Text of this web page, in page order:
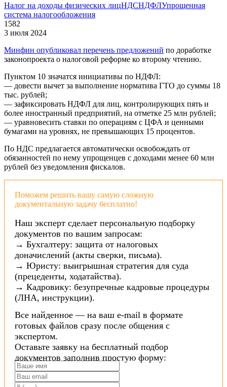
Налог на доходы физических лицНДСНДФЛУпрощенная
система налогообложения
1582
3 июля 2024
Минфин опубликовал перечень предложений по доработке
законопроекта о налоговой реформе ко второму чтению.
Пунктом 10 значатся инициативы по НДФЛ:
— довести вычет за выполнение норматива ГТО до суммы 18
тыс. рублей;
— зафиксировать НДФЛ для лиц, контролирующих пять и
более иностранный предприятий, на отметке 25 млн рублей;
— уравновесить ставки по операциям с ЦФА и ценными
бумагами на уровнях, не превышающих 15 процентов.
По НДС предлагается автоматически освобождать от
обязанностей по нему упрощенцев с доходами менее 60 млн
рублей без уведомления фискалов.
Поможем решить вашу самую сложную
документальную задачу бесплатно!
Наш эксперт сделает персональную подборку
документов по вашим запросам:
→ Бухгалтеру: защита от налоговых
доначислений (акты сверки, письма).
→ Юристу: выигрышная стратегия для суда
(прецеденты, ходатайства).
→ Кадровику: безупречные кадровые процедуры
(ЛНА, инструкции).
Все найденное — на ваш e-mail в формате
готовых файлов сразу после общения с
экспертом.
Оставьте заявку на бесплатный подбор
документов заполнив простую форму: